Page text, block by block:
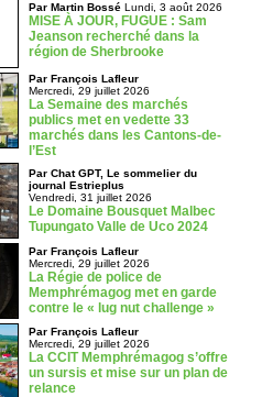
Par Martin BosséLundi, 3 août 2026
MISE À JOUR, FUGUE : Sam
Jeanson recherché dans la
région de Sherbrooke
Par François Lafleur
Mercredi, 29 juillet 2026
La Semaine des marchés
publics met en vedette 33
marchés dans les Cantons-de-
l’Est
Par Chat GPT, Le sommelier du
journal Estrieplus
Vendredi, 31 juillet 2026
Le Domaine Bousquet Malbec
Tupungato Valle de Uco 2024
Par François Lafleur
Mercredi, 29 juillet 2026
La Régie de police de
Memphrémagog met en garde
contre le « lug nut challenge »
Par François Lafleur
Mercredi, 29 juillet 2026
La CCIT Memphrémagog s’offre
un sursis et mise sur un plan de
relance